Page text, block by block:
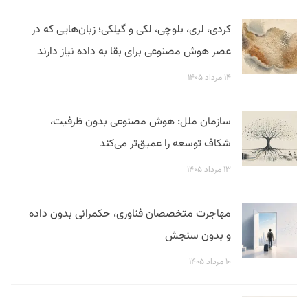
کردی، لری، بلوچی، لکی و گیلکی؛ زبان‌هایی که در
عصر هوش مصنوعی برای بقا به داده نیاز دارند
۱۴ مرداد ۱۴۰۵
سازمان ملل: هوش مصنوعی بدون ظرفیت،
شکاف توسعه را عمیق‌تر می‌کند
۱۳ مرداد ۱۴۰۵
مهاجرت متخصصان فناوری، حکمرانی بدون داده
و بدون سنجش
۱۰ مرداد ۱۴۰۵